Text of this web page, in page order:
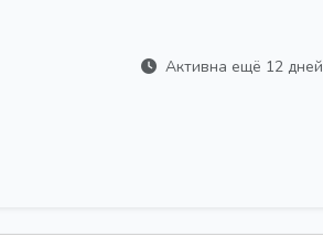
Активна ещё 12 дней